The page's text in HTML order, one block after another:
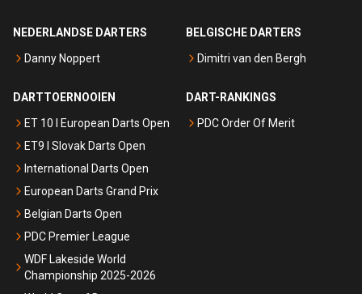
NEDERLANDSE DARTERS
Danny Noppert
BELGISCHE DARTERS
Dimitri van den Bergh
DARTTOERNOOIEN
ET 10 I European Darts Open
ET9 I Slovak Darts Open
International Darts Open
European Darts Grand Prix
Belgian Darts Open
PDC Premier League
WDF Lakeside World
Championship 2025-2026
DART-RANKINGS
PDC Order Of Merit